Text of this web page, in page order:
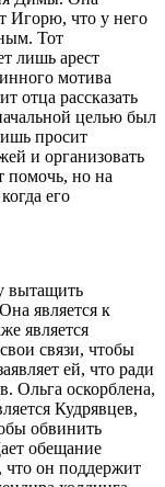
Игорю, что у него
Тот
лишь арест
мотива
отца рассказать
целью был
просит
и организовать
помочь, но на
его
вытащить
является к
является
связи, чтобы
ей, что ради
Ольга оскорблена,
Кудрявцев,
обвинить
обещание
что он поддержит